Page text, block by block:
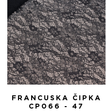
FRANCUSKA ČIPKA
CP066 - 47